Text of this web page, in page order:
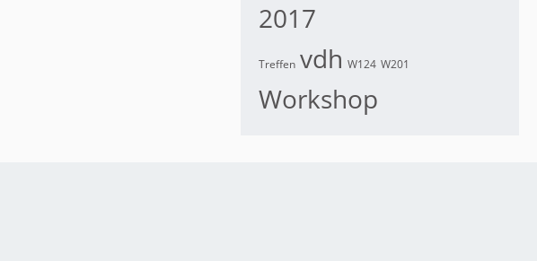
2017
Treffen vdh W124 W201
Workshop